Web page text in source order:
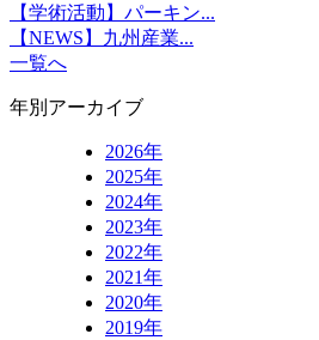
【学術活動】パーキン...
【NEWS】九州産業...
一覧へ
年別アーカイブ
2026年
2025年
2024年
2023年
2022年
2021年
2020年
2019年